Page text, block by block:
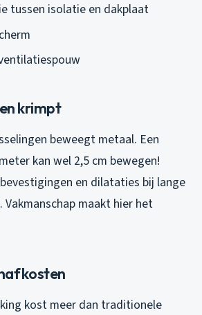
tussen isolatie en dakplaat
krimpt
beweegt metaal. Een
kan wel 2,5 cm bewegen!
en dilataties bij lange
maakt hier het
kost meer dan traditionele